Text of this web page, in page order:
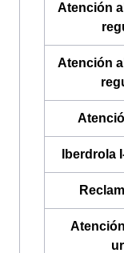
Atención
Atención
Iberdrola